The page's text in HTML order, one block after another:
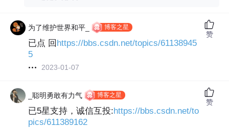
为了维护世界和平_ 博客之星
已点 回 https://bbs.csdn.net/topics/61138945
5
2023-01-07
赞
_聪明勇敢有力气 博客之星
已5星支持，诚信互投:https://bbs.csdn.net/to
pics/611389162
赞